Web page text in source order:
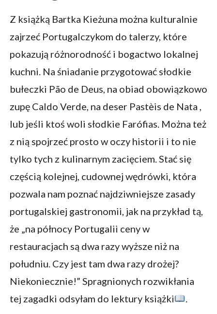
Z książką Bartka Kieżuna można kulturalnie
zajrzeć Portugalczykom do talerzy, które
pokazują różnorodność i bogactwo lokalnej
kuchni. Na śniadanie przygotować słodkie
bułeczki Pão de Deus, na obiad obowiązkowo
zupę Caldo Verde, na deser Pastèis de Nata ,
lub jeśli ktoś woli słodkie Farófias. Można też
z nią spojrzeć prosto w oczy historii i to nie
tylko tych z kulinarnym zacięciem. Stać się
częścią kolejnej, cudownej wędrówki, która
pozwala nam poznać najdziwniejsze zasady
portugalskiej gastronomii, jak na przykład tą,
że „na północy Portugalii ceny w
restauracjach są dwa razy wyższe niż na
południu. Czy jest tam dwa razy drożej?
Niekoniecznie!” Spragnionych rozwikłania
tej zagadki odsyłam do lektury książki
.